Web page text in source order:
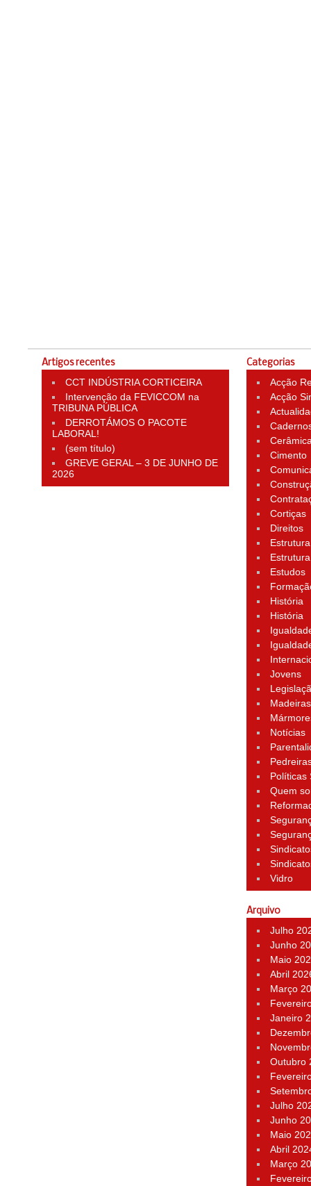
Artigos recentes
CCT INDÚSTRIA CORTICEIRA
Intervenção da FEVICCOM na
TRIBUNA PÚBLICA
DERROTÁMOS O PACOTE
LABORAL!
(sem título)
GREVE GERAL – 3 DE JUNHO DE
2026
Categorias
Acção
Acção
Cimento
Cortiças
Direitos
Estudos
História
História
Jovens
Madeiras
Notícias
Políticas
Quem
Vidro
Arquivo
Julho
Junho
Maio
Abril
Março
Janeiro
Outubro
Julho
Junho
Maio
Abril
Março